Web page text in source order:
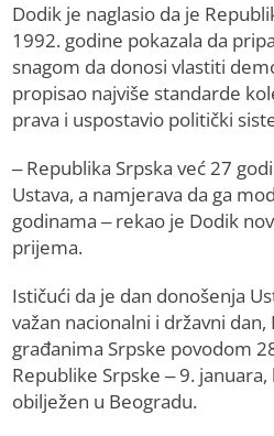
Dodik je naglasio da je
1992. godine pokazala da
snagom da donosi vlastiti
propisao najviše standarde
prava i uspostavio politički
– Republika Srpska već 27
Ustava, a namjerava da ga
godinama – rekao je Dodik
prijema.
Ističući da je dan donošenja
važan nacionalni i državni
građanima Srpske povodom
Republike Srpske – 9.
obilježen u Beogradu.